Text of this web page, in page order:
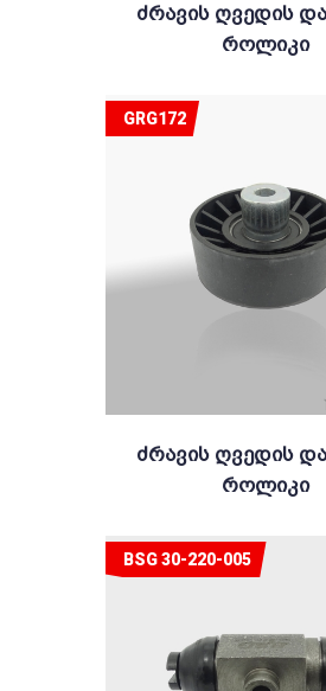
Ძრავის Ღვედის
Როლიკი
Ძრავის Ღვედის
Როლიკი
GRG172
BSG 30-220-005